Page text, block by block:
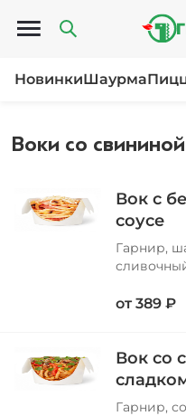
Открыть меню
НовинкиШаурма
Воки со свининой
Вок с
соусе
Гарнир,
лук
от 389 ₽
Вок со
Гарнир,